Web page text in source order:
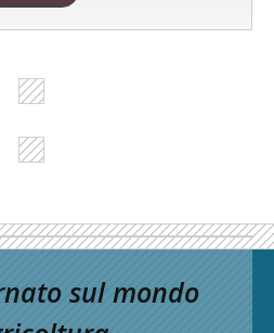
sul mondo